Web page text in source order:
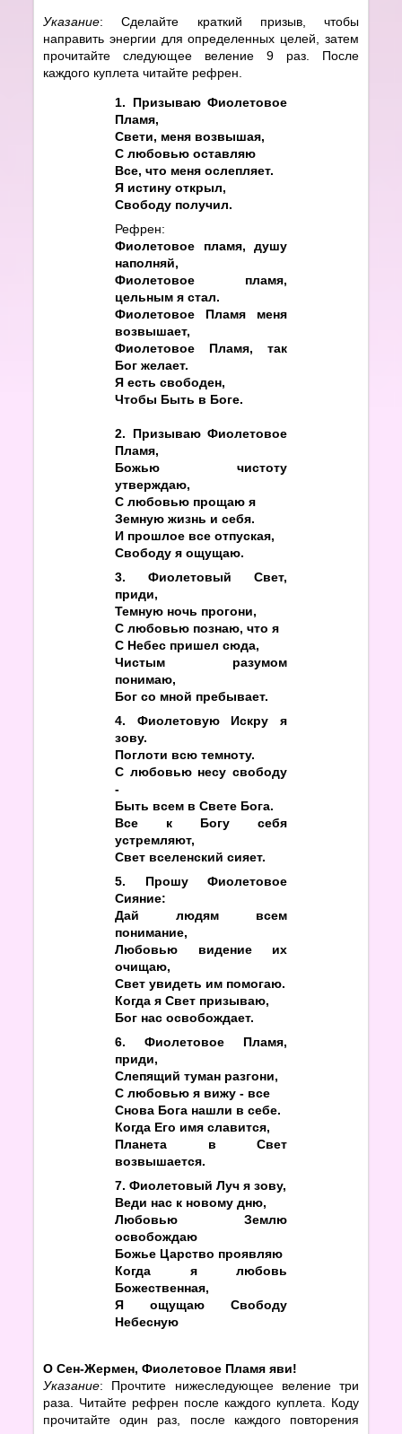
Указание: Сделайте краткий призыв, чтобы
направить энергии для определенных целей, затем
прочитайте следующее веление 9 раз. После
каждого куплета читайте рефрен.
1. Призываю Фиолетовое
Пламя,
Свети, меня возвышая,
С любовью оставляю
Все, что меня ослепляет.
Я истину открыл,
Свободу получил.
Рефрен:
Фиолетовое пламя, душу
наполняй,
Фиолетовое пламя,
цельным я стал.
Фиолетовое Пламя меня
возвышает,
Фиолетовое Пламя, так
Бог желает.
Я есть свободен,
Чтобы Быть в Боге.
2. Призываю Фиолетовое
Пламя,
Божью чистоту
утверждаю,
С любовью прощаю я
Земную жизнь и себя.
И прошлое все отпуская,
Свободу я ощущаю.
3. Фиолетовый Свет,
приди,
Темную ночь прогони,
С любовью познаю, что я
С Небес пришел сюда,
Чистым разумом
понимаю,
Бог со мной пребывает.
4. Фиолетовую Искру я
зову.
Поглоти всю темноту.
С любовью несу свободу
-
Быть всем в Свете Бога.
Все к Богу себя
устремляют,
Свет вселенский сияет.
5. Прошу Фиолетовое
Сияние:
Дай людям всем
понимание,
Любовью видение их
очищаю,
Свет увидеть им помогаю.
Когда я Свет призываю,
Бог нас освобождает.
6. Фиолетовое Пламя,
приди,
Слепящий туман разгони,
С любовью я вижу - все
Снова Бога нашли в себе.
Когда Его имя славится,
Планета в Свет
возвышается.
7. Фиолетовый Луч я зову,
Веди нас к новому дню,
Любовью Землю
освобождаю
Божье Царство проявляю
Когда я любовь
Божественная,
Я ощущаю Свободу
Небесную
О Сен-Жермен, Фиолетовое Пламя яви!
Указание: Прочтите нижеследующее веление три
раза. Читайте рефрен после каждого куплета. Коду
прочитайте один раз, после каждого повторения